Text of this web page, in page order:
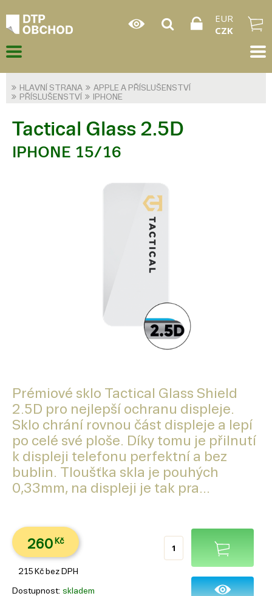
EUR
CZK
HLAVNÍ STRANA
APPLE A PŘÍSLUŠENSTVÍ
PŘÍSLUŠENSTVÍ
IPHONE
Tactical Glass 2.5D
IPHONE 15/16
Prémiové sklo Tactical Glass Shield
2.5D pro nejlepší ochranu displeje.
Sklo chrání rovnou část displeje a lepí
po celé své ploše. Díky tomu je přilnutí
k displeji telefonu perfektní a bez
bublin. Tloušťka skla je pouhých
0,33mm, na displeji je tak pra...
260 Kč
215 Kč bez DPH
Dostupnost skladem